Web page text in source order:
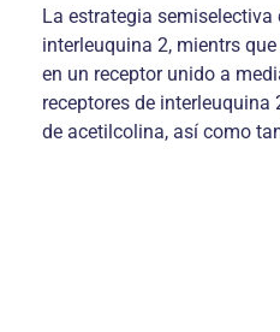
La estrategia
interleuquina 2, mientrs
en un receptor unido a
receptores de
de acetilcolina, así como